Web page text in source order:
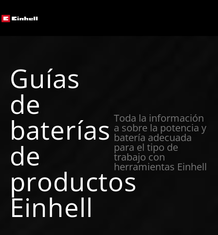
Guías
de
baterías
de
productos
Einhell
Toda la información
a sobre la potencia y
batería adecuada
para el tipo de
trabajo con
herramientas Einhell